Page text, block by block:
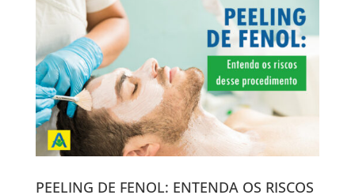
PEELING DE FENOL: ENTENDA OS RISCOS